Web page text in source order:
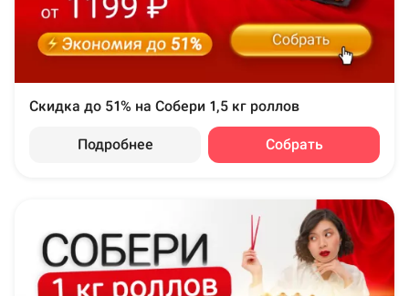
Скидка до 51% на Собери 1,5 кг роллов
Подробнее Собрать